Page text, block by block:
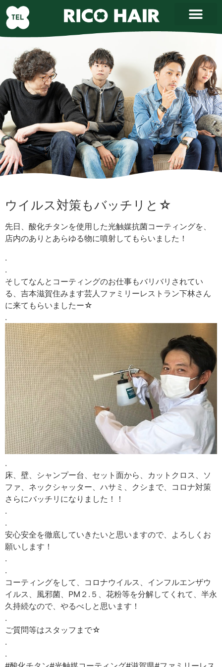
ウイルス対策もバッチリと☆
先日、酸化チタンを使用した光触媒抗菌コーティングを、
店内のありとあらゆる物に噴射してもらいました！
.
.
そしてなんとコーティングのお仕事もバリバリされてい
る、吉本滋賀住みます芸人ファミリーレストラン下林さん
に来てもらいましたー☆
.
.
床、壁、シャンプー台、セット面から、カットクロス、ソ
ファ、ネックシャッター、ハサミ、クシまで、コロナ対策
さらにバッチリになりました！！
.
.
安心安全を徹底していきたいと思いますので、よろしくお
願いします！
.
.
コーティングをして、コロナウイルス、インフルエンザウ
イルス、風邪菌、PM２.５、花粉等を分解してくれて、半永
久持続なので、やるべしと思います！
.
ご質問等はスタッフまで☆
.
.